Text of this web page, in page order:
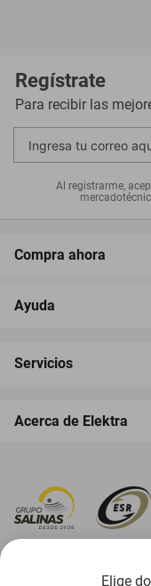
Elige
Regístrate
Para recibir las
Al registrarme,
Compra ahora
Ayuda
Servicios
Acerca de Elektra